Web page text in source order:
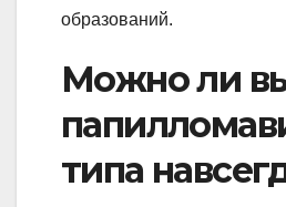
образований.
Можно ли
типа